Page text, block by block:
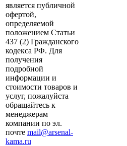
является публичной
офертой,
определяемой
положением Статьи
437 (2) Гражданского
кодекса РФ. Для
получения
подробной
информации и
стоимости товаров и
услуг, пожалуйста
обращайтесь к
менеджерам
компании по эл.
почте mail@arsenal-
kama.ru